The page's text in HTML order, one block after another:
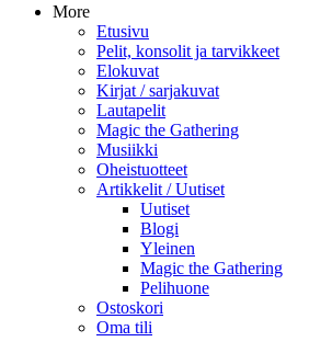
More
Etusivu
Pelit, konsolit ja tarvikkeet
Elokuvat
Kirjat / sarjakuvat
Lautapelit
Magic the Gathering
Musiikki
Oheistuotteet
Artikkelit / Uutiset
Uutiset
Blogi
Yleinen
Magic the Gathering
Pelihuone
Ostoskori
Oma tili